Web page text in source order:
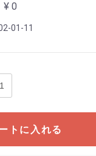
¥ 0
01-11
トに入れる